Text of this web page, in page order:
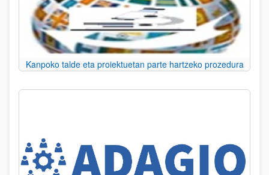
Kanpoko talde eta proiektuetan parte hartzeko prozedura